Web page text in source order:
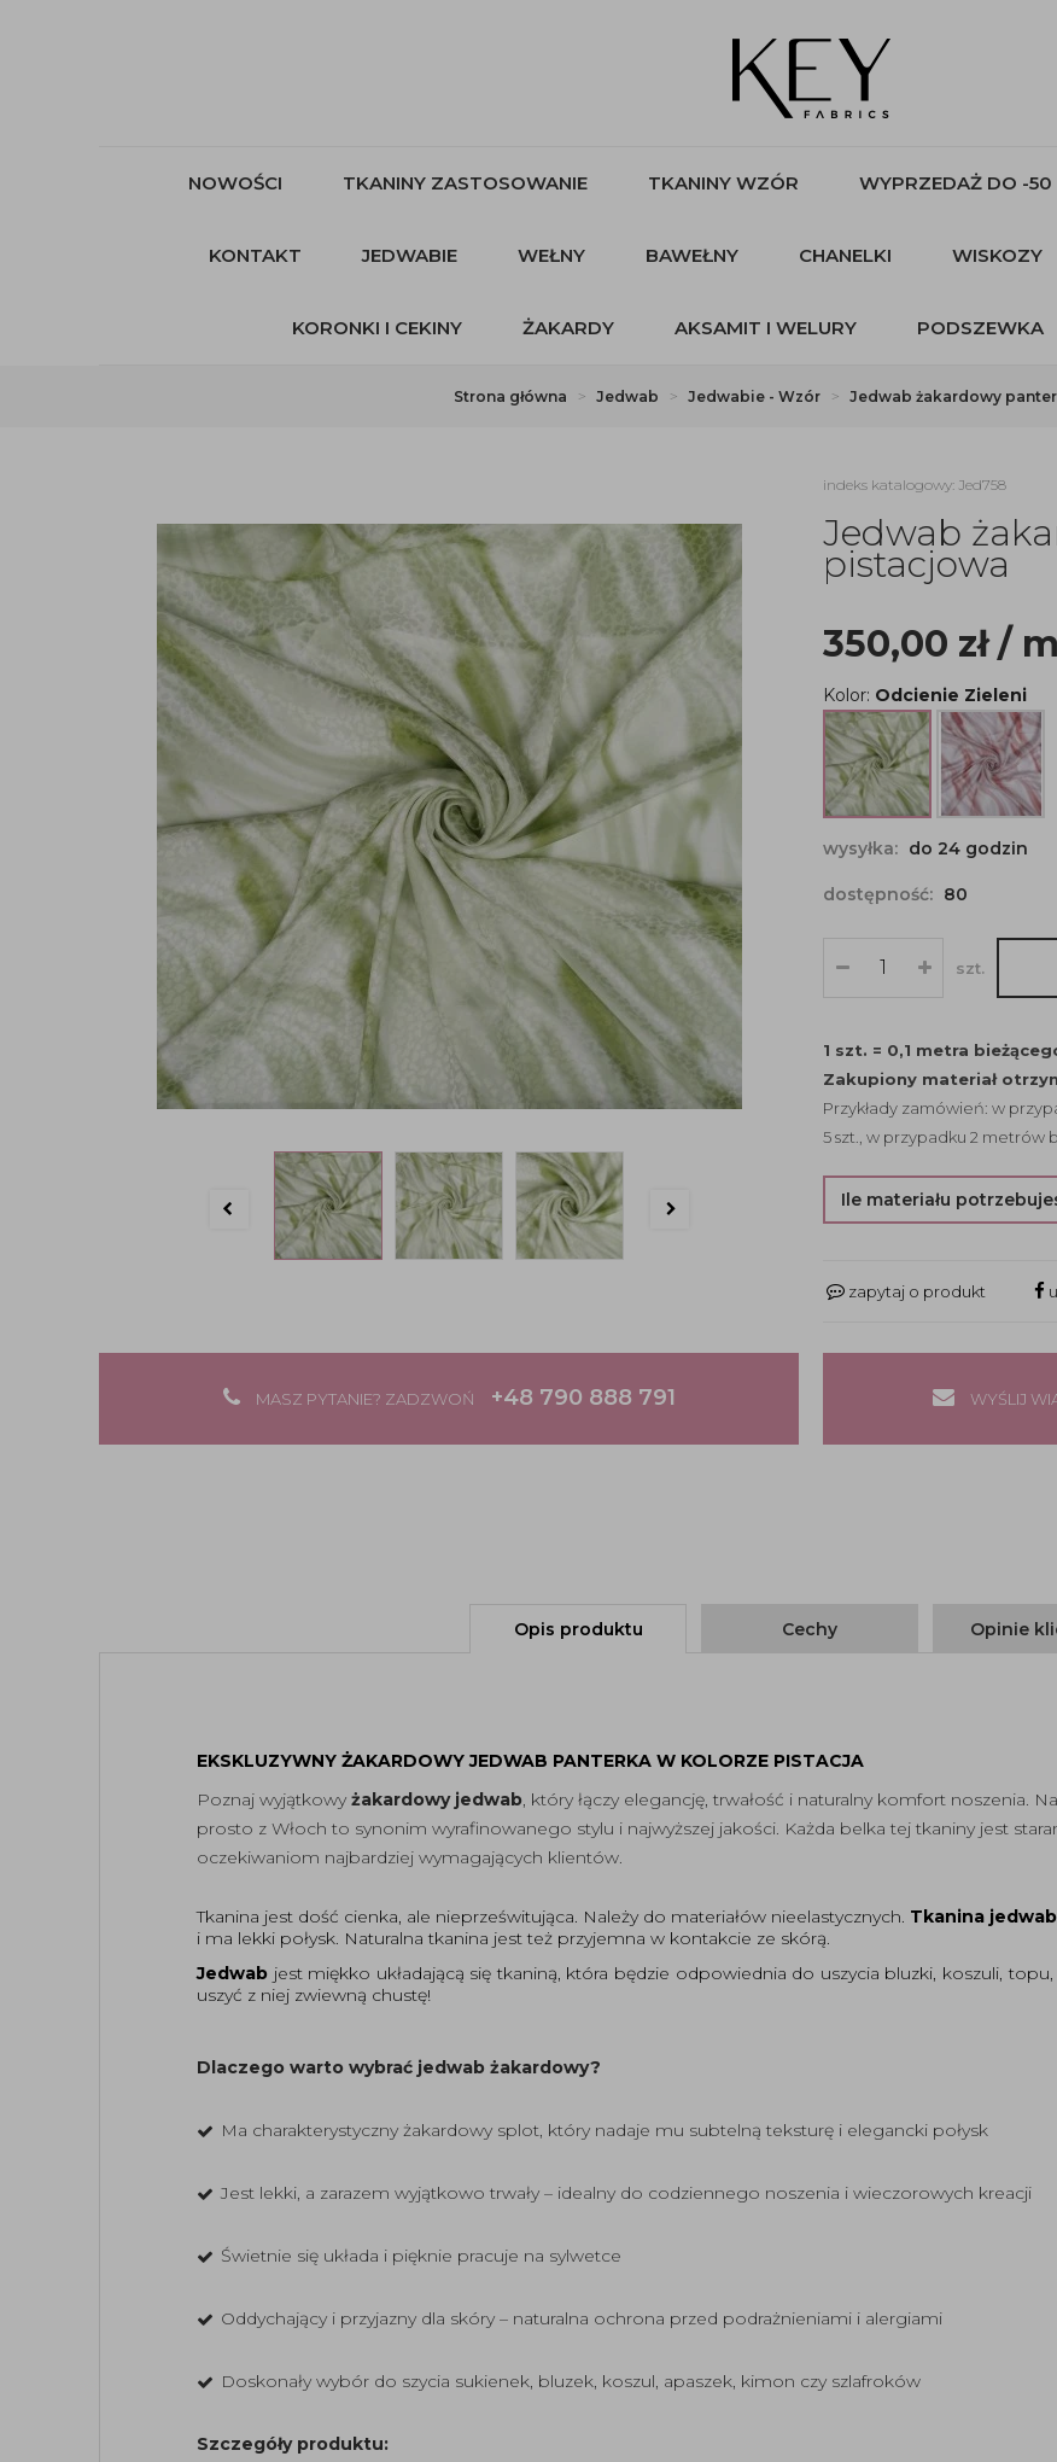
NOWOŚCI TKANINY ZASTOSOWANIE TKANINY WZÓR WYPRZEDAŻ DO -50
KONTAKT JEDWABIE WEŁNY BAWEŁNY CHANELKI WISKOZY
KORONKI I CEKINY ŻAKARDY AKSAMIT I WELURY PODSZEWKA
Strona główna Jedwab Jedwabie - Wzór Jedwab żakardowy
indeks katalogowy: Jed758
Jedwab
pistacjowa
350,00 zł/
Kolor: Odcienie Zieleni
wysyłka: do 24 godzin
dostępność: 80
szt.
1 szt. = 0,1 metra
Zakupiony materiał
Przykłady zamówień: w
5 szt., w przypadku 2 metrów
Ile materiału
zapytaj o produkt
MASZ PYTANIE? ZADZWOŃ +48 790 888 791 WYŚLIJ
Opis produktu Cechy Opinie
EKSKLUZYWNY ŻAKARDOWY JEDWAB PANTERKA W KOLORZE PISTACJA
Poznaj wyjątkowy żakardowy jedwab, który łączy elegancję, trwałość i naturalny komfort noszenia.
prosto z Włoch to synonim wyrafinowanego stylu i najwyższej jakości. Każda belka tej tkaniny jest
oczekiwaniom najbardziej wymagających klientów.
Tkanina jest dość cienka, ale nieprześwitująca. Należy do materiałów nieelastycznych. Tkanina
i ma lekki połysk. Naturalna tkanina jest też przyjemna w kontakcie ze skórą.
Jedwab jest miękko układającą się tkaniną, która będzie odpowiednia do uszycia bluzki, koszuli,
uszyć z niej zwiewną chustę!
Dlaczego warto wybrać jedwab żakardowy?
Ma charakterystyczny żakardowy splot, który nadaje mu subtelną teksturę i elegancki połysk
Jest lekki, a zarazem wyjątkowo trwały – idealny do codziennego noszenia i wieczorowych kreacji
Świetnie się układa i pięknie pracuje na sylwetce
Oddychający i przyjazny dla skóry – naturalna ochrona przed podrażnieniami i alergiami
Doskonały wybór do szycia sukienek, bluzek, koszul, apaszek, kimon czy szlafroków
Szczegóły produktu: